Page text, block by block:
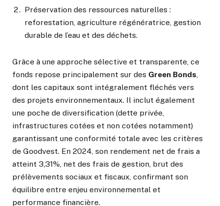
Préservation des ressources naturelles :
reforestation, agriculture régénératrice, gestion
durable de l’eau et des déchets.
Grâce à une approche sélective et transparente, ce
fonds repose principalement sur des Green Bonds,
dont les capitaux sont intégralement fléchés vers
des projets environnementaux. Il inclut également
une poche de diversification (dette privée,
infrastructures cotées et non cotées notamment)
garantissant une conformité totale avec les critères
de Goodvest. En 2024, son rendement net de frais a
atteint 3,31%, net des frais de gestion, brut des
prélèvements sociaux et fiscaux, confirmant son
équilibre entre enjeu environnemental et
performance financière.